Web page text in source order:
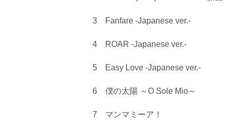
3 Fanfare -Japanese ver.-
4 ROAR -Japanese ver.-
5 Easy Love -Japanese ver.-
6 僕の太陽 ～O Sole Mio～
7 マンマミーア！